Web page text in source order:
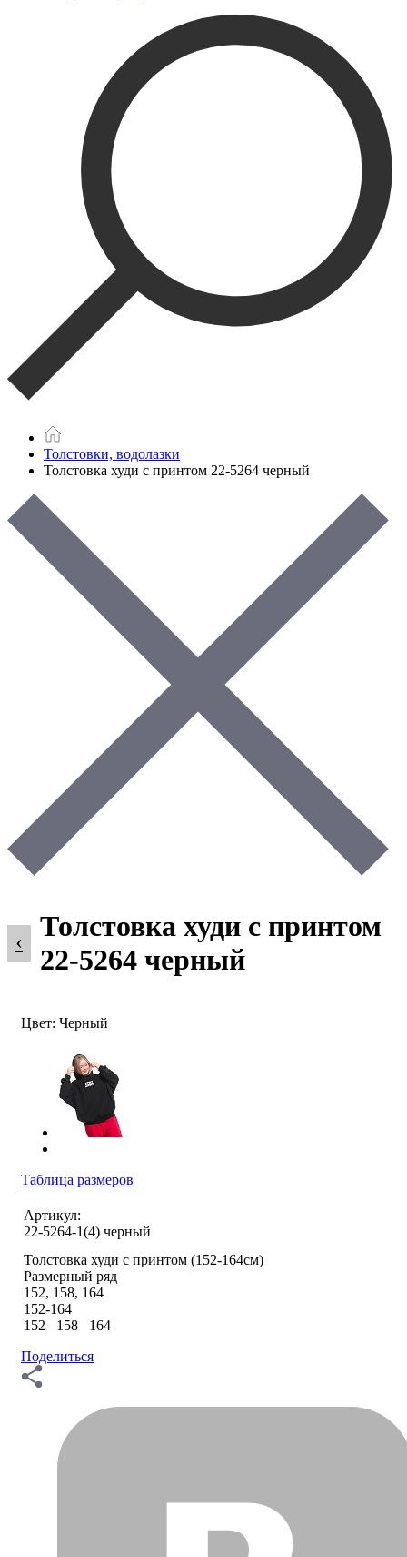
Толстовки, водолазки
Толстовка худи с принтом 22-5264 черный
‹
Толстовка худи с принтом
22-5264 черный
Цвет: Черный
Таблица размеров
Артикул:
22-5264-1(4) черный
Толстовка худи с принтом (152-164см)
Размерный ряд
152, 158, 164
152-164
152 158 164
Поделиться